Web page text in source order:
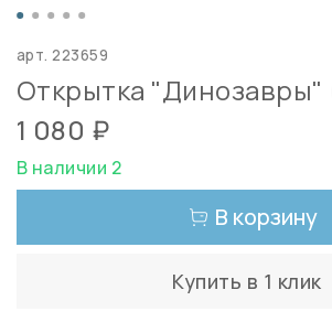
арт.223659
Открытка "Динозавры"
1 080 ₽
В наличии 2
В корзину
Купить в 1 клик